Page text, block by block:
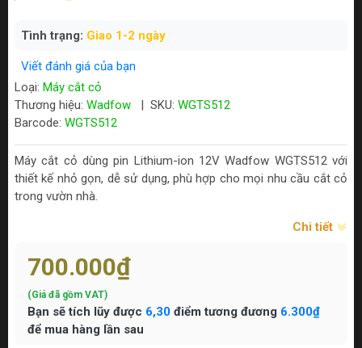
Tình trạng: Giao 1-2 ngày
Viết đánh giá của bạn
Loại: Máy cắt cỏ
Thương hiệu: Wadfow SKU: WGTS512
Barcode: WGTS512
Máy cắt cỏ dùng pin Lithium-ion 12V Wadfow WGTS512 với
thiết kế nhỏ gọn, dễ sử dụng, phù hợp cho mọi nhu cầu cắt cỏ
trong vườn nhà.
Chi tiết
700.000₫
(Giá đã gồm VAT)
Bạn sẽ tích lũy được 6,30 điểm tương đương 6.300₫
để mua hàng lần sau